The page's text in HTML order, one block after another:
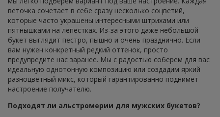
веточка сочетает в себе сразу несколько соцветий,
которые часто украшены интересными штрихами или
пятнышками на лепестках. Из-за этого даже небольшой
букет выглядит пестро, пышно и очень празднично. Если
вам нужен конкретный редкий оттенок, просто
предупредите нас заранее. Мы с радостью соберем для вас
идеальную однотонную композицию или создадим яркий
разноцветный микс, который гарантированно поднимет
настроение получателю.
Подходят ли альстромерии для мужских букетов?